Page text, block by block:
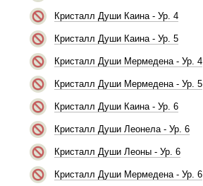
Кристалл Души Каина - Ур. 4
Кристалл Души Каина - Ур. 5
Кристалл Души Мермедена - Ур. 4
Кристалл Души Мермедена - Ур. 5
Кристалл Души Каина - Ур. 6
Кристалл Души Леонела - Ур. 6
Кристалл Души Леоны - Ур. 6
Кристалл Души Мермедена - Ур. 6